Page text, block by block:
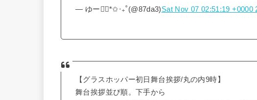
— ゆー◡̈⃝*✩‧₊˚(@87da3)Sat Nov 07 02:51:19 +0000
【グラスホッパー初日舞台挨拶/丸の内9時】
舞台挨拶並び順。下手から